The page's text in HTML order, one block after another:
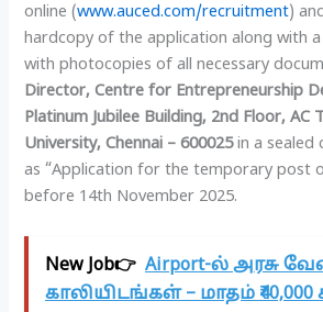
online (www.auced.com/recruitment)
hardcopy of the application along with
with photocopies of all necessary
Director, Centre for Entrepreneurship
Platinum Jubilee Building, 2nd Floor, AC
University, Chennai – 600025in a sealed
as “Application for the temporary post of
before 14th November 2025.
New Job👉 Airport-ல் அரசு
காலியிடங்கள் – மாதம்